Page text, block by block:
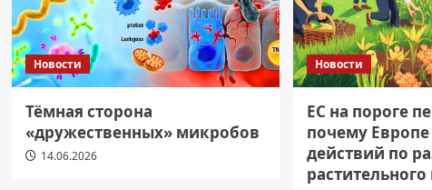
Новости
Тёмная сторона
«дружественных» микробов
14.06.2026
Новости
ЕС на пороге
почему
действий по